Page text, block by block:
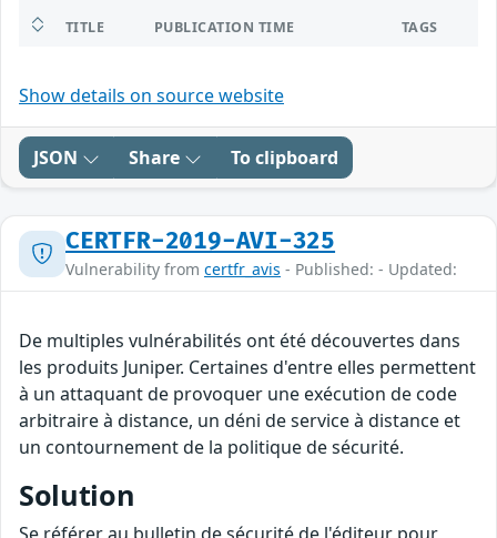
TITLE PUBLICATION TIME TAGS
Show details on source website
JSON Share To clipboard
CERTFR-2019-AVI-325
Vulnerability from certfr_avis - Published: - Updated:
De multiples vulnérabilités ont été découvertes dans
les produits Juniper. Certaines d'entre elles permettent
à un attaquant de provoquer une exécution de code
arbitraire à distance, un déni de service à distance et
un contournement de la politique de sécurité.
Solution